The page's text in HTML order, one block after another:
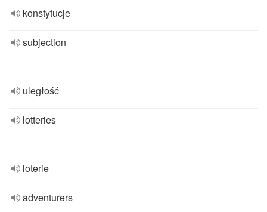
konstytucje
subjection
uległość
lotteries
loterie
adventurers